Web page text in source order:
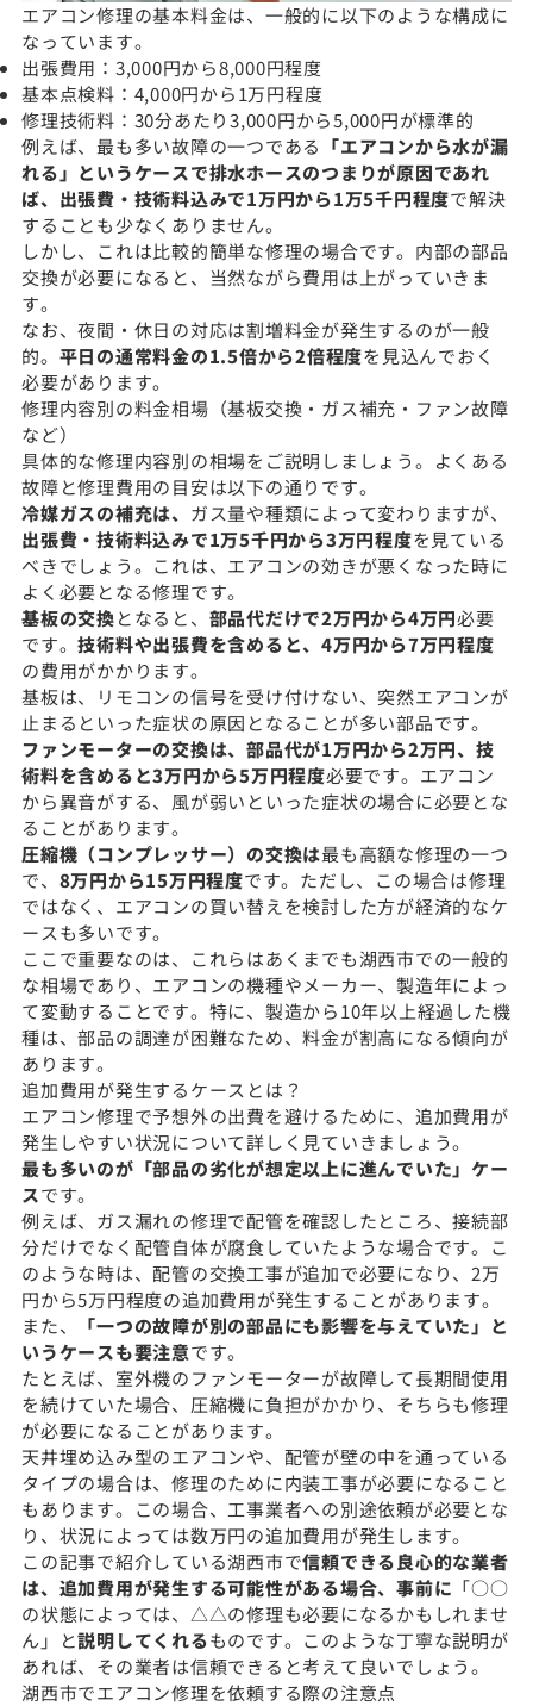
エアコン修理の基本料金は、一般的に以下のような構成に
なっています。
出張費用：3,000円から8,000円程度
基本点検料：4,000円から1万円程度
修理技術料：30分あたり3,000円から5,000円が標準的
例えば、最も多い故障の一つである 「エアコンから水が漏
れる」というケースで排水ホースのつまりが原因であれ
ば、出張費・技術料込みで1万円から1万5千円程度で解決
することも少なくありません。
しかし、これは比較的簡単な修理の場合です。内部の部品
交換が必要になると、当然ながら費用は上がっていきま
す。
なお、夜間・休日の対応は割増料金が発生するのが一般
的。 平日の通常料金の1.5倍から2倍程度を見込んでおく
必要があります。
修理内容別の料金相場（基板交換・ガス補充・ファン故障
など）
具体的な修理内容別の相場をご説明しましょう。よくある
故障と修理費用の目安は以下の通りです。
冷媒ガスの補充は、 ガス量や種類によって変わりますが、
出張費・技術料込みで1万5千円から3万円程度を見ている
べきでしょう。これは、エアコンの効きが悪くなった時に
よく必要となる修理です。
基板の交換となると、 部品代だけで2万円から4万円必要
です。技術料や出張費を含めると、4万円から7万円程度
の費用がかかります。
基板は、リモコンの信号を受け付けない、突然エアコンが
止まるといった症状の原因となることが多い部品です。
ファンモーターの交換は、部品代が1万円から2万円、技
術料を含めると3万円から5万円程度必要です。エアコン
から異音がする、風が弱いといった症状の場合に必要とな
ることがあります。
圧縮機（コンプレッサー）の交換は最も高額な修理の一つ
で、 8万円から15万円程度です。ただし、この場合は修理
ではなく、エアコンの買い替えを検討した方が経済的なケ
ースも多いです。
ここで重要なのは、これらはあくまでも湖西市での一般的
な相場であり、エアコンの機種やメーカー、製造年によっ
て変動することです。特に、製造から10年以上経過した機
種は、部品の調達が困難なため、料金が割高になる傾向が
あります。
追加費用が発生するケースとは？
エアコン修理で予想外の出費を避けるために、追加費用が
発生しやすい状況について詳しく見ていきましょう。
最も多いのが「部品の劣化が想定以上に進んでいた」ケー
スです。
例えば、ガス漏れの修理で配管を確認したところ、接続部
分だけでなく配管自体が腐食していたような場合です。こ
のような時は、配管の交換工事が追加で必要になり、2万
円から5万円程度の追加費用が発生することがあります。
また、
「一つの故障が別の部品にも影響を与えていた」と
いうケースも要注意です。
たとえば、室外機のファンモーターが故障して長期間使用
を続けていた場合、圧縮機に負担がかかり、そちらも修理
が必要になることがあります。
天井埋め込み型のエアコンや、配管が壁の中を通っている
タイプの場合は、修理のために内装工事が必要になること
もあります。この場合、工事業者への別途依頼が必要とな
り、状況によっては数万円の追加費用が発生します。
この記事で紹介している湖西市で信頼できる良心的な業者
は、追加費用が発生する可能性がある場合、事前に 「○○
の状態によっては、△△の修理も必要になるかもしれませ
ん」と説明してくれるものです。このような丁寧な説明が
あれば、その業者は信頼できると考えて良いでしょう。
湖西市でエアコン修理を依頼する際の注意点